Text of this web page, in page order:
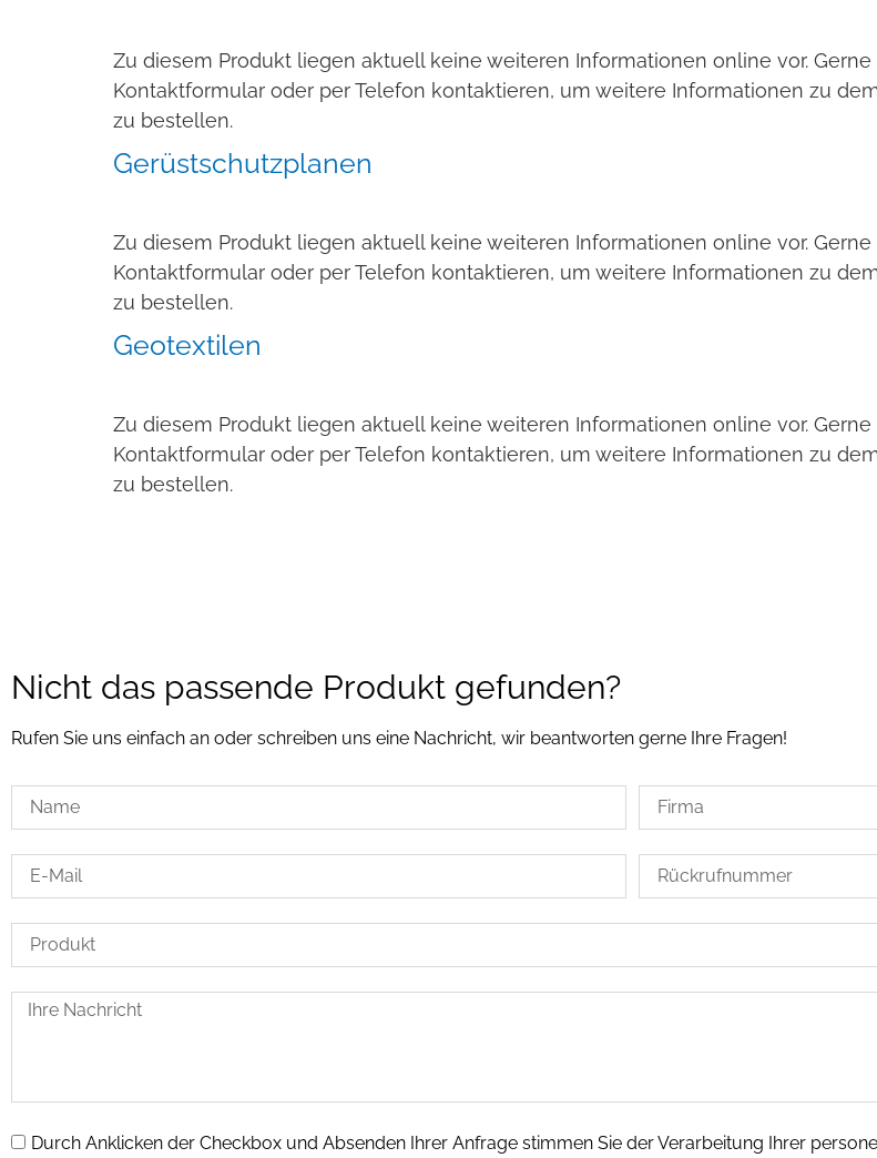
Zu diesem Produkt liegen aktuell keine weiteren Informationen online vor.
Kontaktformular oder per Telefon kontaktieren, um weitere Informationen zu
zu bestellen.
Gerüstschutzplanen
Zu diesem Produkt liegen aktuell keine weiteren Informationen online vor.
Kontaktformular oder per Telefon kontaktieren, um weitere Informationen zu
zu bestellen.
Geotextilen
Zu diesem Produkt liegen aktuell keine weiteren Informationen online vor.
Kontaktformular oder per Telefon kontaktieren, um weitere Informationen zu
zu bestellen.
Nicht das passende Produkt gefunden?
Rufen Sie uns einfach an oder schreiben uns eine Nachricht, wir beantworten gerne Ihre Fragen!
Durch Anklicken der Checkbox und Absenden Ihrer Anfrage stimmen Sie der Verarbeitung Ihrer